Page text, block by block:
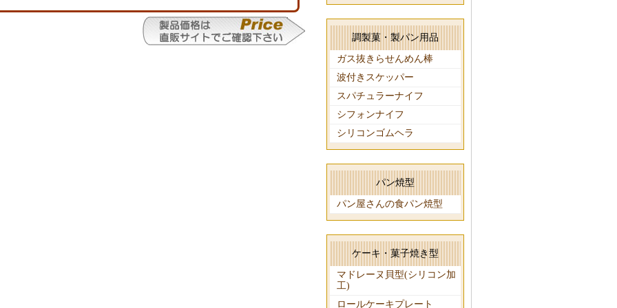
調製菓・製パン用品
ガス抜きらせんめん棒
波付きスケッパー
スパチュラーナイフ
シフォンナイフ
シリコンゴムヘラ
パン焼型
パン屋さんの食パン焼型
ケーキ・菓子焼き型
マドレーヌ貝型(シリコン加
工)
ロールケーキプレート